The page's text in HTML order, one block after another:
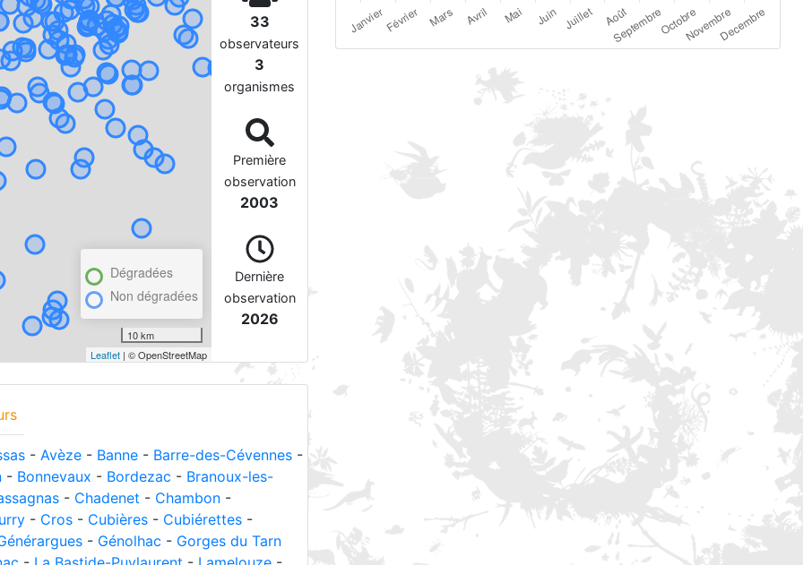
Dégradées
Non dégradées
10 km
Leaflet| © OpenStreetMap
33
observateurs
3
organismes
Première
observation
2003
Dernière
observation
2026
- Avèze - Banne - Barre-des-Cévennes -
- Bonnevaux - Bordezac - Branoux-les-
- Chadenet - Chambon -
- Cros - Cubières - Cubiérettes -
- Génolhac - Gorges du Tarn